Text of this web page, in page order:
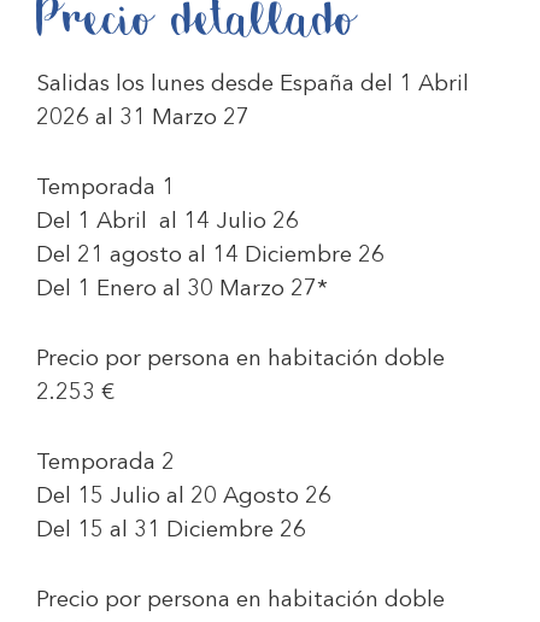
Precio detallado
Salidas los lunes desde España del 1 Abril
2026 al 31 Marzo 27
Temporada 1
Del 1 Abril al 14 Julio 26
Del 21 agosto al 14 Diciembre 26
Del 1 Enero al 30 Marzo 27*
Precio por persona en habitación doble
2.253 €
Temporada 2
Del 15 Julio al 20 Agosto 26
Del 15 al 31 Diciembre 26
Precio por persona en habitación doble